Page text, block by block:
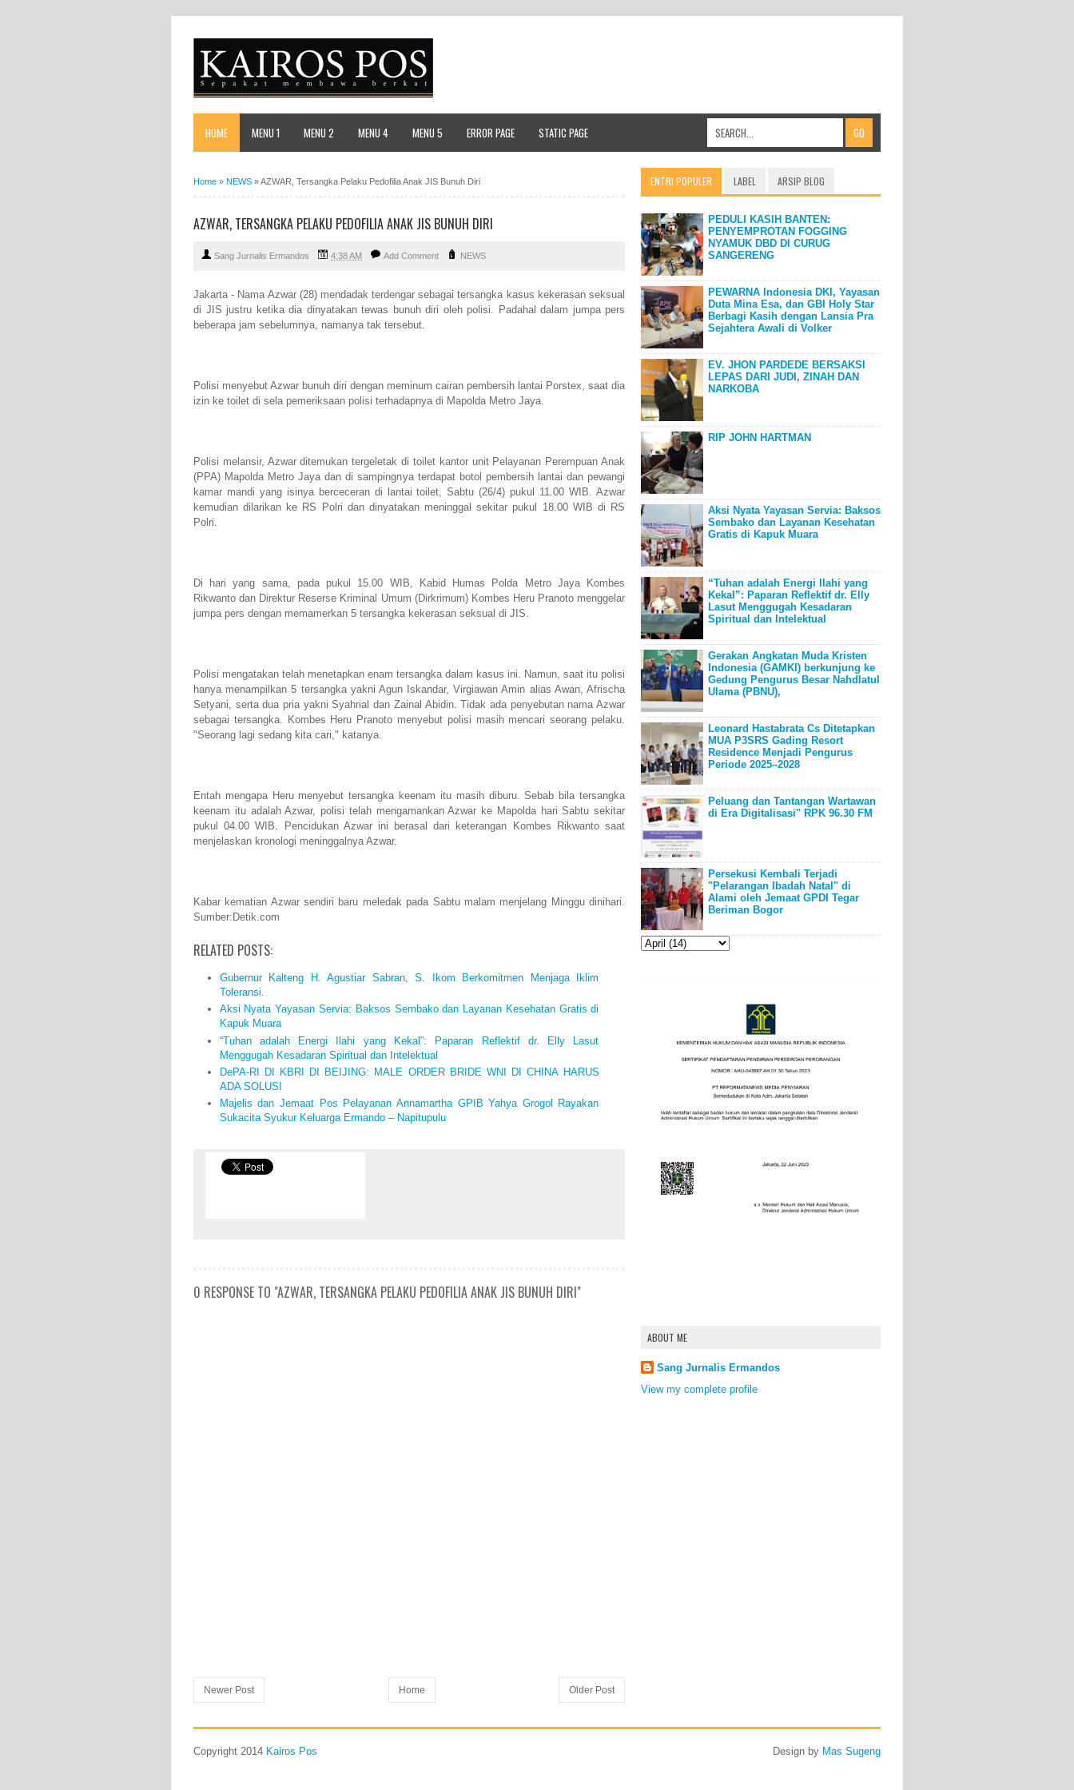
HOME MENU 1 MENU 2 MENU 4 MENU 5 ERROR PAGE STATIC PAGE
Home » NEWS »AZWAR, Tersangka Pelaku Pedofilia Anak JIS Bunuh Diri
AZWAR, TERSANGKA PELAKU PEDOFILIA ANAK JIS BUNUH DIRI
Sang Jurnalis Ermandos 4:38 AM Add Comment NEWS
Jakarta - Nama Azwar (28) mendadak terdengar sebagai tersangka kasus kekerasan seksual
di JIS justru ketika dia dinyatakan tewas bunuh diri oleh polisi. Padahal dalam jumpa pers
beberapa jam sebelumnya, namanya tak tersebut.
Polisi menyebut Azwar bunuh diri dengan meminum cairan pembersih lantai Porstex, saat dia
izin ke toilet di sela pemeriksaan polisi terhadapnya di Mapolda Metro Jaya.
Polisi melansir, Azwar ditemukan tergeletak di toilet kantor unit Pelayanan Perempuan Anak
(PPA) Mapolda Metro Jaya dan di sampingnya terdapat botol pembersih lantai dan pewangi
kamar mandi yang isinya berceceran di lantai toilet, Sabtu (26/4) pukul 11.00 WIB. Azwar
kemudian dilarikan ke RS Polri dan dinyatakan meninggal sekitar pukul 18.00 WIB di RS
Polri.
Di hari yang sama, pada pukul 15.00 WIB, Kabid Humas Polda Metro Jaya Kombes
Rikwanto dan Direktur Reserse Kriminal Umum (Dirkrimum) Kombes Heru Pranoto menggelar
jumpa pers dengan memamerkan 5 tersangka kekerasan seksual di JIS.
Polisi mengatakan telah menetapkan enam tersangka dalam kasus ini. Namun, saat itu polisi
hanya menampilkan 5 tersangka yakni Agun Iskandar, Virgiawan Amin alias Awan, Afrischa
Setyani, serta dua pria yakni Syahrial dan Zainal Abidin. Tidak ada penyebutan nama Azwar
sebagai tersangka. Kombes Heru Pranoto menyebut polisi masih mencari seorang pelaku.
"Seorang lagi sedang kita cari," katanya.
Entah mengapa Heru menyebut tersangka keenam itu masih diburu. Sebab bila tersangka
keenam itu adalah Azwar, polisi telah mengamankan Azwar ke Mapolda hari Sabtu sekitar
pukul 04.00 WIB. Pencidukan Azwar ini berasal dari keterangan Kombes Rikwanto saat
menjelaskan kronologi meninggalnya Azwar.
Kabar kematian Azwar sendiri baru meledak pada Sabtu malam menjelang Minggu dinihari.
Sumber:Detik.com
RELATED POSTS:
Gubernur Kalteng H. Agustiar Sabran, S. Ikom Berkomitmen Menjaga Iklim
Toleransi.
Aksi Nyata Yayasan Servia: Baksos Sembako dan Layanan Kesehatan Gratis di
Kapuk Muara
“Tuhan adalah Energi Ilahi yang Kekal”: Paparan Reflektif dr. Elly Lasut
Menggugah Kesadaran Spiritual dan Intelektual
DePA-RI DI KBRI DI BEIJING: MALE ORDER BRIDE WNI DI CHINA HARUS
ADA SOLUSI
Majelis dan Jemaat Pos Pelayanan Annamartha GPIB Yahya Grogol Rayakan
Sukacita Syukur Keluarga Ermando – Napitupulu
0 RESPONSE TO "AZWAR, TERSANGKA PELAKU PEDOFILIA ANAK JIS BUNUH DIRI"
Newer Post Older Post
Home
ENTRI POPULER LABEL ARSIP BLOG
PEDULI KASIH BANTEN:
PENYEMPROTAN FOGGING
NYAMUK DBD DI CURUG
SANGERENG
PEWARNA Indonesia DKI, Yayasan
Duta Mina Esa, dan GBI Holy Star
Berbagi Kasih dengan Lansia Pra
Sejahtera Awali di Volker
EV. JHON PARDEDE BERSAKSI
LEPAS DARI JUDI, ZINAH DAN
NARKOBA
RIP JOHN HARTMAN
Aksi Nyata Yayasan Servia: Baksos
Sembako dan Layanan Kesehatan
Gratis di Kapuk Muara
“Tuhan adalah Energi Ilahi yang
Kekal”: Paparan Reflektif dr. Elly
Lasut Menggugah Kesadaran
Spiritual dan Intelektual
Gerakan Angkatan Muda Kristen
Indonesia (GAMKI) berkunjung ke
Gedung Pengurus Besar Nahdlatul
Ulama (PBNU),
Leonard Hastabrata Cs Ditetapkan
MUA P3SRS Gading Resort
Residence Menjadi Pengurus
Periode 2025–2028
Peluang dan Tantangan Wartawan
di Era Digitalisasi" RPK 96.30 FM
Persekusi Kembali Terjadi
"Pelarangan Ibadah Natal" di
Alami oleh Jemaat GPDI Tegar
Beriman Bogor
ABOUT ME
Sang Jurnalis Ermandos
View my complete profile
Copyright 2014 Kairos Pos Design by Mas Sugeng